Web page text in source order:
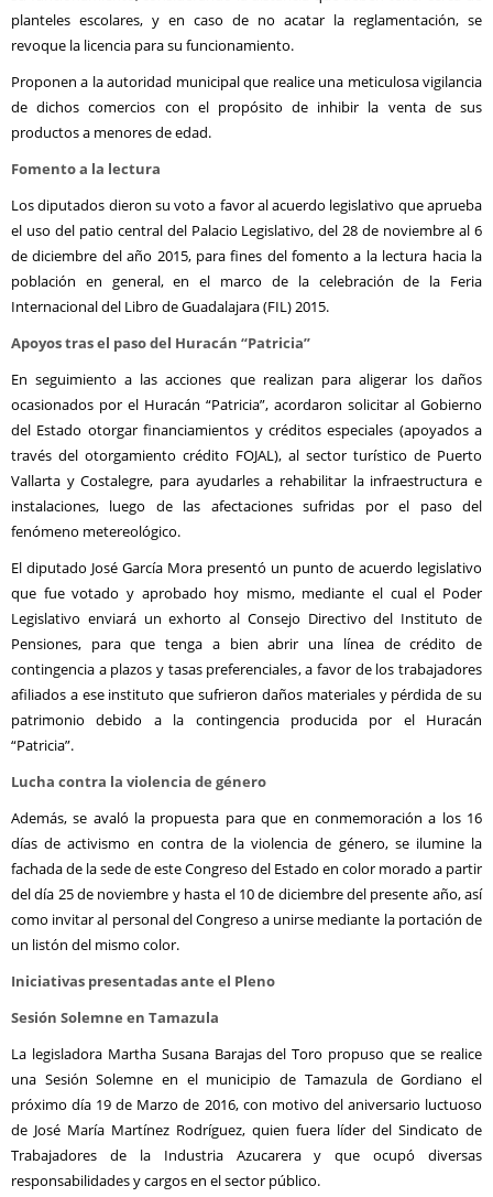
planteles escolares, y en caso de no acatar la reglamentación, se
revoque la licencia para su funcionamiento.
Proponen a la autoridad municipal que realice una meticulosa vigilancia
de dichos comercios con el propósito de inhibir la venta de sus
productos a menores de edad.
Fomento a la lectura
Los diputados dieron su voto a favor al acuerdo legislativo que aprueba
el uso del patio central del Palacio Legislativo, del 28 de noviembre al 6
de diciembre del año 2015, para fines del fomento a la lectura hacia la
población en general, en el marco de la celebración de la Feria
Internacional del Libro de Guadalajara (FIL) 2015.
Apoyos tras el paso del Huracán “Patricia”
En seguimiento a las acciones que realizan para aligerar los daños
ocasionados por el Huracán “Patricia”, acordaron solicitar al Gobierno
del Estado otorgar financiamientos y créditos especiales (apoyados a
través del otorgamiento crédito FOJAL), al sector turístico de Puerto
Vallarta y Costalegre, para ayudarles a rehabilitar la infraestructura e
instalaciones, luego de las afectaciones sufridas por el paso del
fenómeno metereológico.
El diputado José García Mora presentó un punto de acuerdo legislativo
que fue votado y aprobado hoy mismo, mediante el cual el Poder
Legislativo enviará un exhorto al Consejo Directivo del Instituto de
Pensiones, para que tenga a bien abrir una línea de crédito de
contingencia a plazos y tasas preferenciales, a favor de los trabajadores
afiliados a ese instituto que sufrieron daños materiales y pérdida de su
patrimonio debido a la contingencia producida por el Huracán
“Patricia”.
Lucha contra la violencia de género
Además, se avaló la propuesta para que en conmemoración a los 16
días de activismo en contra de la violencia de género, se ilumine la
fachada de la sede de este Congreso del Estado en color morado a partir
del día 25 de noviembre y hasta el 10 de diciembre del presente año, así
como invitar al personal del Congreso a unirse mediante la portación de
un listón del mismo color.
Iniciativas presentadas ante el Pleno
Sesión Solemne en Tamazula
La legisladora Martha Susana Barajas del Toro propuso que se realice
una Sesión Solemne en el municipio de Tamazula de Gordiano el
próximo día 19 de Marzo de 2016, con motivo del aniversario luctuoso
de José María Martínez Rodríguez, quien fuera líder del Sindicato de
Trabajadores de la Industria Azucarera y que ocupó diversas
responsabilidades y cargos en el sector público.